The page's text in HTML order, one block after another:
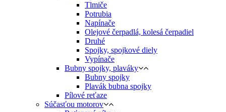
Tlmiče
Potrubia
Napínače
Olejové čerpadlá, kolesá čerpadiel
Druhé
Spojky, spojkové diely
Vypínače
Bubny spojky, plaváky
Bubny spojky
Plavák bubna spojky
Pílové reťaze
Súčasťou motorov